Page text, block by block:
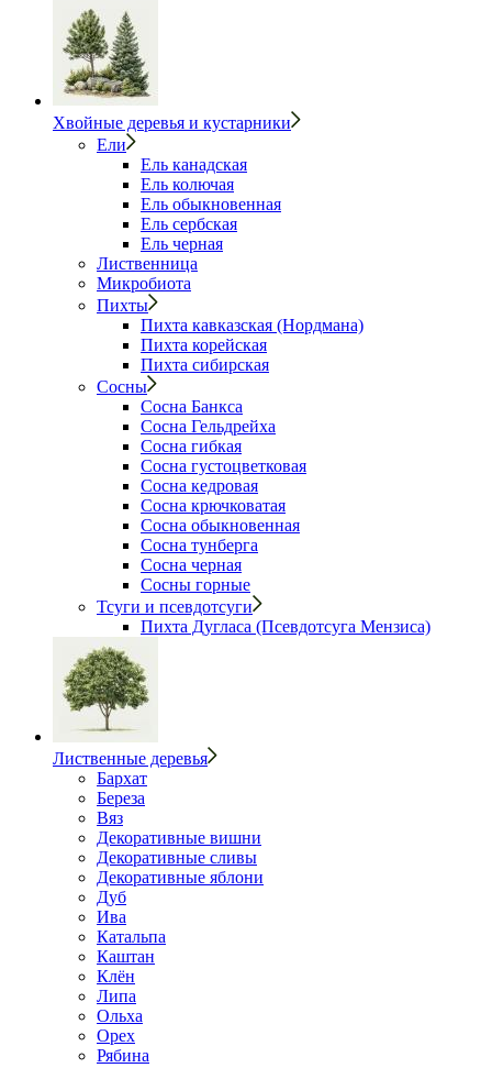
Хвойные деревья и кустарники
Ели
Ель канадская
Ель колючая
Ель обыкновенная
Ель сербская
Ель черная
Лиственница
Микробиота
Пихты
Пихта кавказская (Нордмана)
Пихта корейская
Пихта сибирская
Сосны
Сосна Банкса
Сосна Гельдрейха
Сосна гибкая
Сосна густоцветковая
Сосна кедровая
Сосна крючковатая
Сосна обыкновенная
Сосна тунберга
Сосна черная
Сосны горные
Тсуги и псевдотсуги
Пихта Дугласа (Псевдотсуга Мензиса)
Лиственные деревья
Бархат
Береза
Вяз
Декоративные вишни
Декоративные сливы
Декоративные яблони
Дуб
Ива
Катальпа
Каштан
Клён
Липа
Ольха
Орех
Рябина